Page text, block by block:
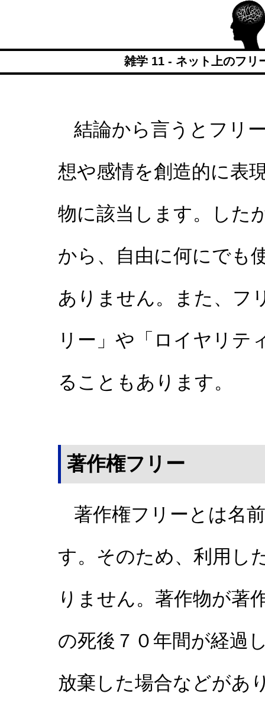
雑学 11 - ネット上のフリ
結論から言うとフリ
想や感情を創造的に表
物に該当します。した
から、自由に何にでも
ありません。また、フ
リー」や「ロイヤリテ
ることもあります。
著作権フリー
著作権フリーとは名
す。そのため、利用し
りません。著作物が著
の死後７０年間が経過
放棄した場合などがあ